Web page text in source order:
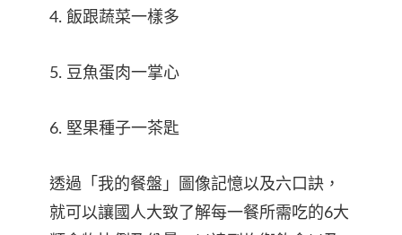
4. 飯跟蔬菜一樣多
5. 豆魚蛋肉一掌心
6. 堅果種子一茶匙
透過「我的餐盤」圖像記憶以及六口訣，
就可以讓國人大致了解每一餐所需吃的6大